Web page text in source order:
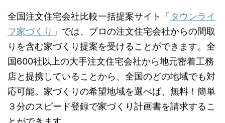
全国注文住宅会社比較一括提案サイト「 タウンライ
フ家づくり 」では、プロの注文住宅会社からの間取
りを含む家づくり提案を受けることができます。全
国600社以上の大手注文住宅会社から地元密着工務
店と提携していることから、全国のどの地域でも対
応可能。家づくりの希望地域を選べば、無料！簡単
３分のスピード登録で家づくり計画書を請求するこ